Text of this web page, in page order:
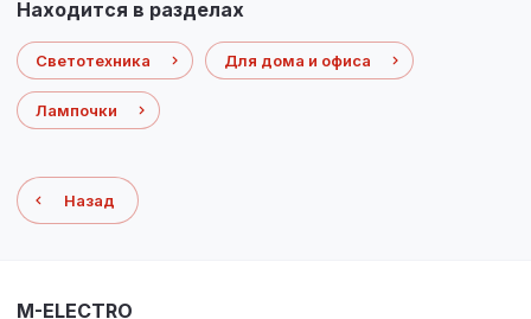
Находится в разделах
Светотехника Для дома и офиса
Лампочки
Назад
M-ELECTRO